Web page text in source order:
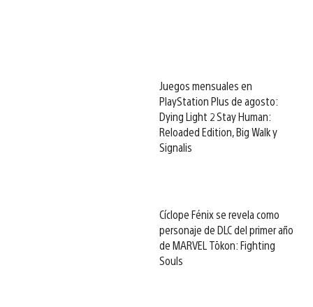
Juegos mensuales en
PlayStation Plus de agosto:
Dying Light 2 Stay Human:
Reloaded Edition, Big Walk y
Signalis
Cíclope Fénix se revela como
personaje de DLC del primer año
de MARVEL Tōkon: Fighting
Souls